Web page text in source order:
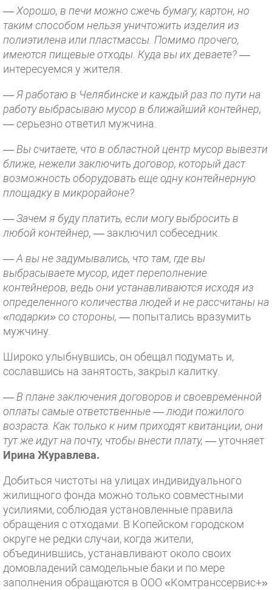
— Хорошо, в печи можно сжечь бумагу, картон, но
таким способом нельзя уничтожить изделия из
полиэтилена или пластмассы. Помимо прочего,
имеются пищевые отходы. Куда вы их деваете?—
интересуемся у жителя.
— Я работаю в Челябинске и каждый раз по пути на
работу выбрасываю мусор в ближайший контейнер,
— серьезно ответил мужчина.
— Вы считаете, что в областной центр мусор вывезти
ближе, нежели заключить договор, который даст
возможность оборудовать еще одну контейнерную
площадку в микрорайоне?
— Зачем я буду платить, если могу выбросить в
любой контейнер, — заключил собеседник.
— А вы не задумывались, что там, где вы
выбрасываете мусор, идет переполнение
контейнеров, ведь они устанавливаются исходя из
определенного количества людей и не рассчитаны на
«подарки» со стороны, — попытались вразумить
мужчину.
Широко улыбнувшись, он обещал подумать и,
сославшись на занятость, закрыл калитку.
— В плане заключения договоров и своевременной
оплаты самые ответственные — люди пожилого
возраста. Как только к ним приходят квитанции, они
тут же идут на почту, чтобы внести плату, — уточняет
Ирина Журавлева.
Добиться чистоты на улицах индивидуального
жилищного фонда можно только совместными
усилиями, соблюдая установленные правила
обращения с отходами. В Копейском городском
округе не редки случаи, когда жители,
объединившись, устанавливают около своих
домовладений самодельные баки и по мере
заполнения обращаются в ООО «Комтранссервис+»